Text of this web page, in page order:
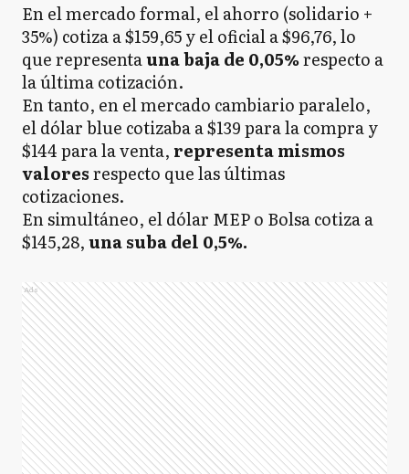
En el mercado formal, el ahorro (solidario +
35%) cotiza a $159,65 y el oficial a $96,76, lo
que representauna baja de 0,05%respecto a
la última cotización.
En tanto, en el mercado cambiario paralelo,
el dólar blue cotizaba a $139 para la compra y
$144 para la venta, representa mismos
valoresrespecto quelas últimas
cotizaciones.
En simultáneo, el dólar MEP o Bolsa cotiza a
$145,28,una suba del 0,5%.
Ads